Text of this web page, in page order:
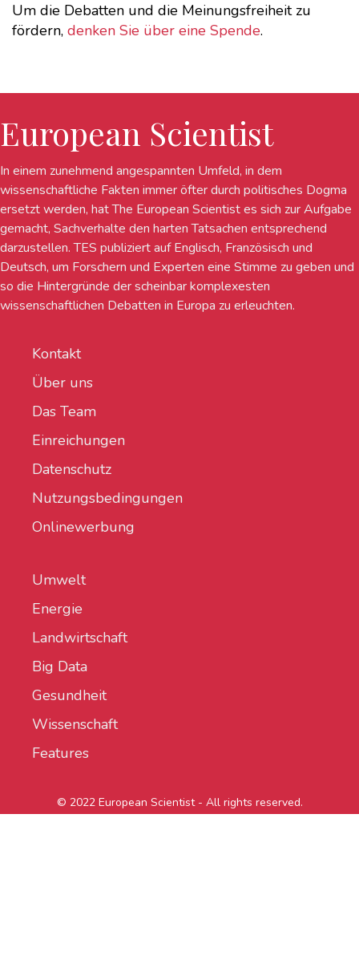
Um die Debatten und die Meinungsfreiheit zu
fördern, denken Sie über eine Spende.
European Scientist
In einem zunehmend angespannten Umfeld, in dem
wissenschaftliche Fakten immer öfter durch politisches Dogma
ersetzt werden, hat The European Scientist es sich zur Aufgabe
gemacht, Sachverhalte den harten Tatsachen entsprechend
darzustellen. TES publiziert auf Englisch, Französisch und
Deutsch, um Forschern und Experten eine Stimme zu geben und
so die Hintergründe der scheinbar komplexesten
wissenschaftlichen Debatten in Europa zu erleuchten.
Kontakt
Über uns
Das Team
Einreichungen
Datenschutz
Nutzungsbedingungen
Onlinewerbung
Umwelt
Energie
Landwirtschaft
Big Data
Gesundheit
Wissenschaft
Features
© 2022 European Scientist - All rights reserved.